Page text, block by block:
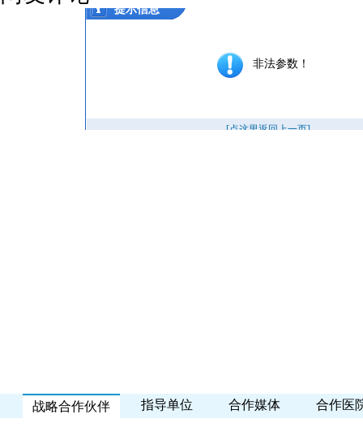
战略合作伙伴 指导单位 合作媒体 合作医